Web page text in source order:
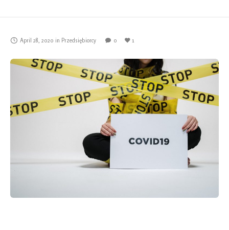
April 28, 2020 in Przedsiębiorcy 0 1